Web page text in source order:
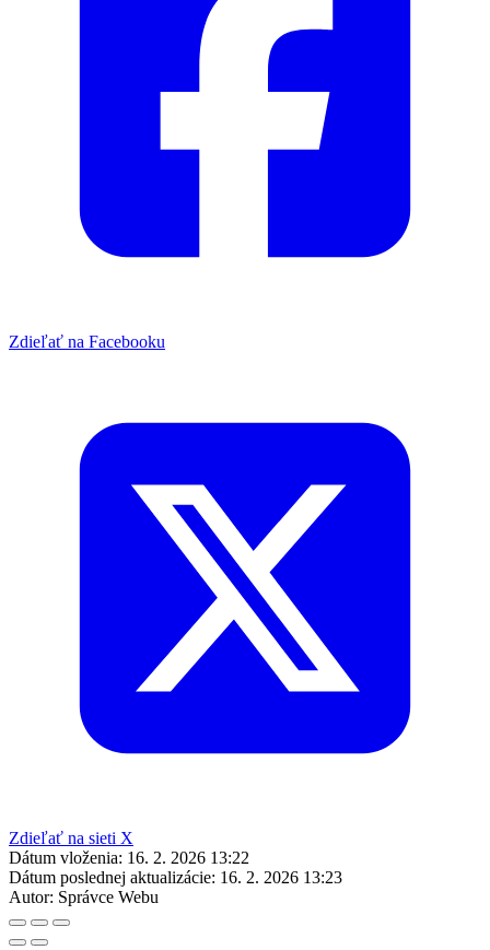
Zdieľať na Facebooku
Zdieľať na sieti X
Dátum vloženia: 16. 2. 2026 13:22
Dátum poslednej aktualizácie: 16. 2. 2026 13:23
Autor: Správce Webu